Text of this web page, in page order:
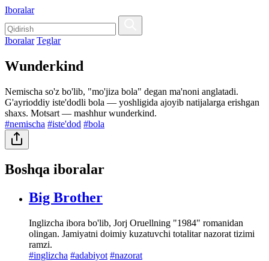
Iboralar
Iboralar Teglar
Wunderkind
Nemischa so'z bo'lib, "mo'jiza bola" degan ma'noni anglatadi.
G'ayrioddiy iste'dodli bola — yoshligida ajoyib natijalarga erishgan
shaxs. Motsart — mashhur wunderkind.
#nemischa #iste'dod #bola
Boshqa iboralar
Big Brother
Inglizcha ibora bo'lib, Jorj Oruellning "1984" romanidan
olingan. Jamiyatni doimiy kuzatuvchi totalitar nazorat tizimi
ramzi.
#inglizcha #adabiyot #nazorat